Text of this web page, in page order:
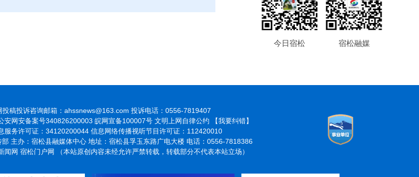
今日宿松 宿松融媒
投稿投诉咨询邮箱：ahssnews@163.com 投诉电话：0556-7819407
安网安备案号340826200003 皖网宣备100007号 文明上网自律公约
【我要纠错】
服务许可证：34120200044 信息网络传播视听节目许可证：112420010
主办：宿松县融媒体中心 地址：宿松县孚玉东路广电大楼 电话：0556-7818386
网 宿松门户网 （本站原创内容未经允许严禁转载，转载部分不代表本站立场）